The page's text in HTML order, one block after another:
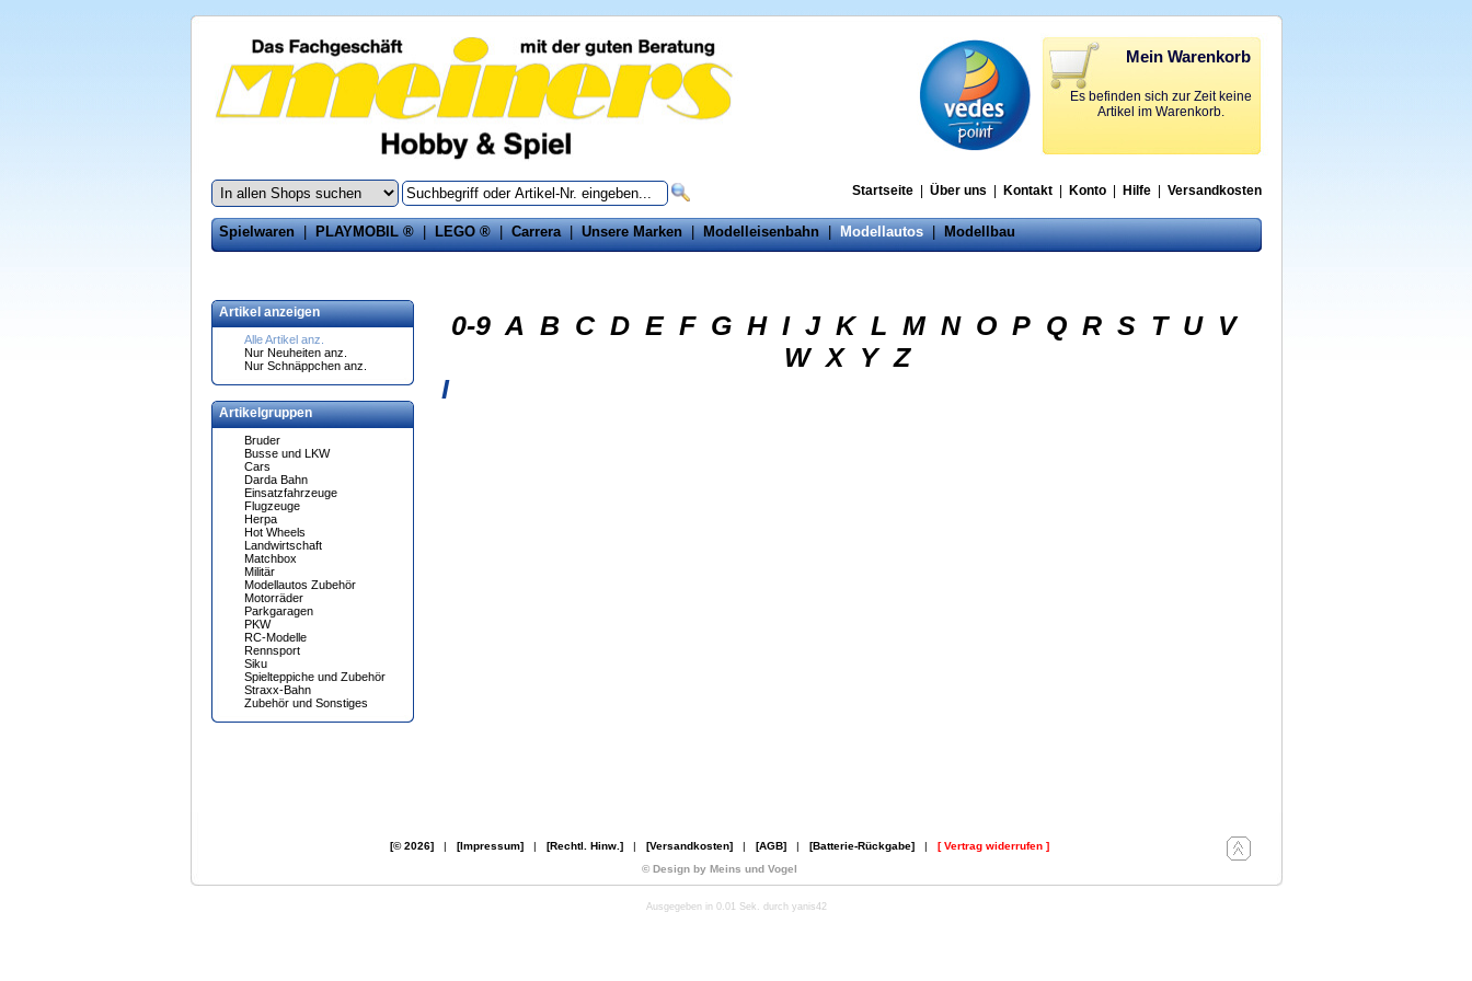
Mein Warenkorb
Es befinden sich zur Zeit keine
Artikel im Warenkorb.
Startseite| Über uns Kontakt| Konto| Hilfe| Versandkosten
Spielwaren|PLAYMOBIL ®|LEGO ®|Carrera|Unsere Marken|Modelleisenbahn|Modellautos|Modellbau
Artikel anzeigen
Alle Artikel anz.
Nur Neuheiten anz.
Nur Schnäppchen anz.
Artikelgruppen
Bruder
Busse und LKW
Cars
Darda Bahn
Einsatzfahrzeuge
Flugzeuge
Herpa
Hot Wheels
Landwirtschaft
Matchbox
Militär
Modellautos Zubehör
Motorräder
Parkgaragen
PKW
RC-Modelle
Rennsport
Siku
Spielteppiche und Zubehör
Straxx-Bahn
Zubehör und Sonstiges
0-9 A B C D E F G H I J K L M N O P Q R S T U V
W X Y Z
I
[© 2026]| [Impressum]| [Rechtl. Hinw.]| [Versandkosten]| [AGB]| [Batterie-Rückgabe]| [ Vertrag widerrufen ]
© Design by Meins und Vogel
Ausgegeben in 0.01 Sek. durch yanis42